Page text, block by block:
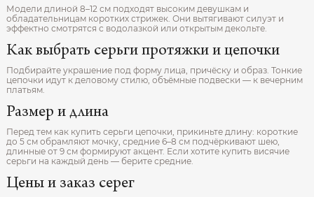
Модели длиной 8–12 см подходят высоким девушкам и
обладательницам коротких стрижек. Они вытягивают силуэт и
эффектно смотрятся с водолазкой или открытым декольте.
Как выбрать серьги протяжки и цепочки
Подбирайте украшение под форму лица, причёску и образ. Тонкие
цепочки идут к деловому стилю, объёмные подвески — к вечерним
платьям.
Размер и длина
Перед тем как купить серьги цепочки, прикиньте длину: короткие
до 5 см обрамляют мочку, средние 6–8 см подчёркивают шею,
длинные от 9 см формируют акцент. Если хотите купить висячие
серьги на каждый день — берите средние.
Цены и заказ серег